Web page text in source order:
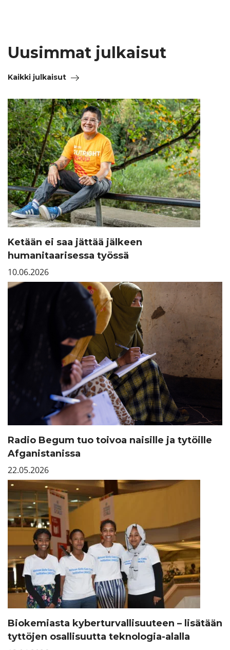
Uusimmat julkaisut
Kaikki julkaisut
Ketään ei saa jättää jälkeen
humanitaarisessa työssä
10.06.2026
Radio Begum tuo toivoa naisille ja tytöille
Afganistanissa
22.05.2026
Biokemiasta kyberturvallisuuteen – lisätään
tyttöjen osallisuutta teknologia-alalla